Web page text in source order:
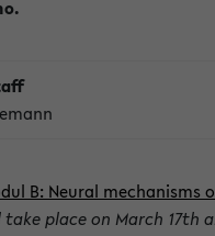
B: Neural mechanisms
take place on March 17th